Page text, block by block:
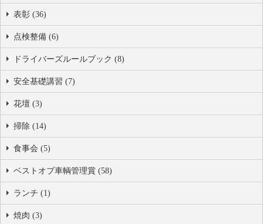
表彰 (36)
点検整備 (6)
ドライバーズルールブック (8)
安全基礎講習 (7)
花壇 (3)
掃除 (14)
食事会 (5)
ベストオブ車輌管理賞 (58)
ランチ (1)
焼肉 (3)